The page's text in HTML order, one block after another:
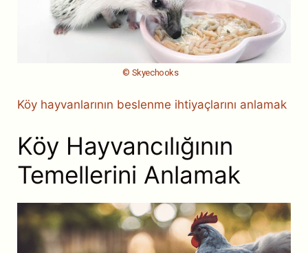
© Skyechooks
Köy hayvanlarının beslenme ihtiyaçlarını anlamak
Köy Hayvancılığının
Temellerini Anlamak